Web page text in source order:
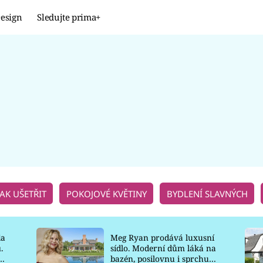
Sledujte prima+
UŠETŘIT POKOJOVÉ KVĚTINY BYDLENÍ SLAVNÝCH
Meg Ryan prodává luxusní
sídlo. Moderní dům láká na
bazén, posilovnu i sprchu